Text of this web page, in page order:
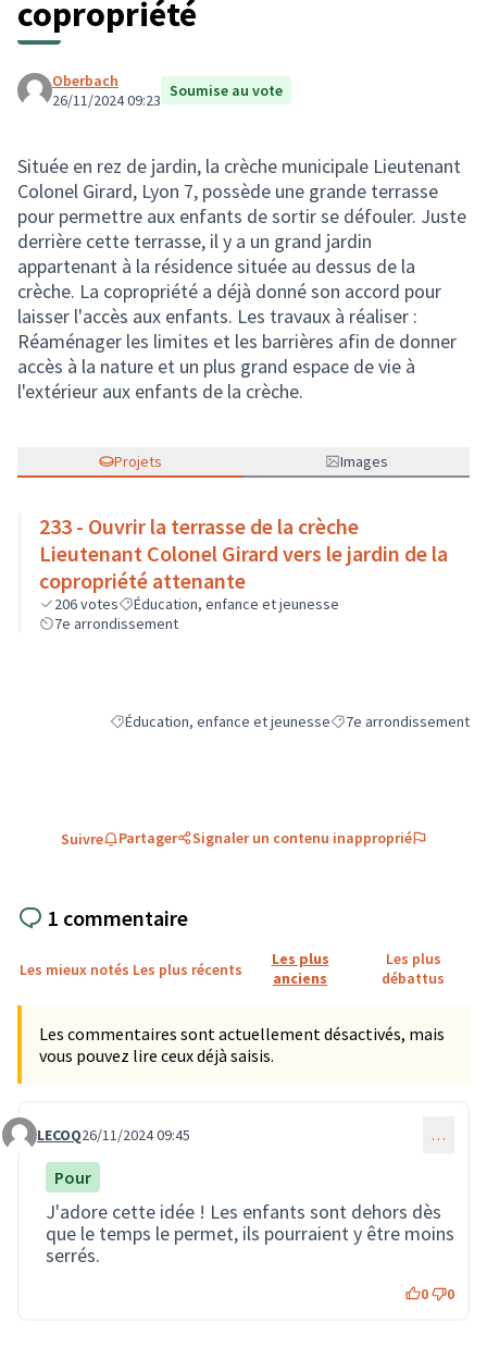
copropriété
Oberbach
26/11/2024 09:23 Soumise au vote
Située en rez de jardin, la crèche municipale Lieutenant
Colonel Girard, Lyon 7, possède une grande terrasse
pour permettre aux enfants de sortir se défouler. Juste
derrière cette terrasse, il y a un grand jardin
appartenant à la résidence située au dessus de la
crèche. La copropriété a déjà donné son accord pour
laisser l'accès aux enfants. Les travaux à réaliser :
Réaménager les limites et les barrières afin de donner
accès à la nature et un plus grand espace de vie à
l'extérieur aux enfants de la crèche.
Projets Images
233 - Ouvrir la terrasse de la crèche
Lieutenant Colonel Girard vers le jardin de la
copropriété attenante
206votes
Éducation, enfance et jeunesse
7e arrondissement
Filtrer les résultats de la catégorie : Éducation, enfance
Éducation, enfance et jeunesseFiltrer les résultats
7e arrondissement
Suivre Partager Signaler un contenu inapproprié
1 commentaire
Les mieux notés Les plus récents
Les plus
anciens
Les plus
débattus
Les commentaires sont actuellement désactivés, mais
vous pouvez lire ceux déjà saisis.
Commentaire 2908
LECOQ26/11/2024 09:45 …
Pour
J'adore cette idée ! Les enfants sont dehors dès
que le temps le permet, ils pourraient y être moins
serrés.
0 0